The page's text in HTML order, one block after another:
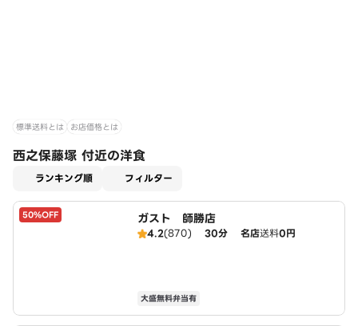
標準送料とは お店価格とは
西之保藤塚 付近の洋食
ランキング順 フィルター
50%OFF ガスト 師勝店
4.2(870) 30分 名店送料0円
大盛無料弁当有